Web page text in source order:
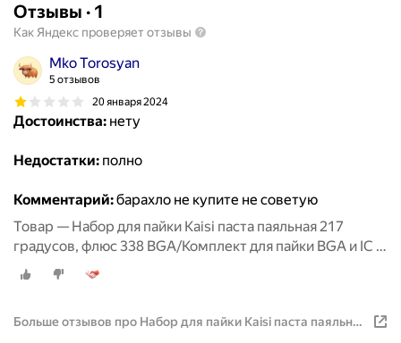
Отзывы · 1
Как Яндекс проверяет отзывы
Mko Torosyan
5 отзывов
20 января 2024
Достоинства: нету
Недостатки: полно
Комментарий:барахло не купите не советую
Товар — Набор для пайки Kaisi паста паяльная 217
градусов, флюс 338 BGA/Комплект для пайки BGA и IC 2
в 1
Больше отзывов про Набор для пайки Kaisi паста паяльная